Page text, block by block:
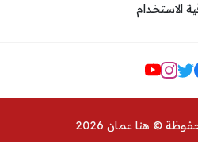
الاستخدام
مواقع التواصل
© هنا عمان 2026